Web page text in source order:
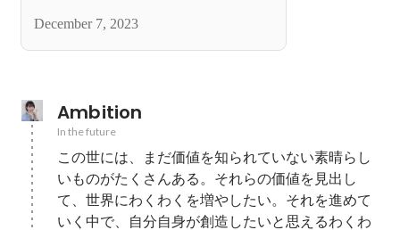
December 7, 2023
Ambition
In the future
この世には、まだ価値を知られていない素晴らし
いものがたくさんある。それらの価値を見出し
て、世界にわくわくを増やしたい。それを進めて
いく中で、自分自身が創造したいと思えるわくわ